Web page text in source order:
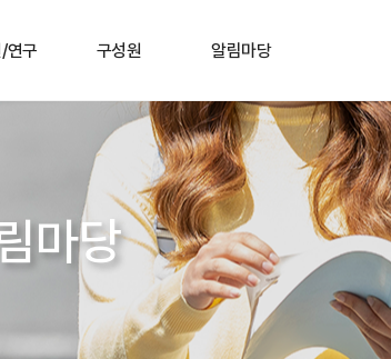
연구 구성원 알림마당
마당